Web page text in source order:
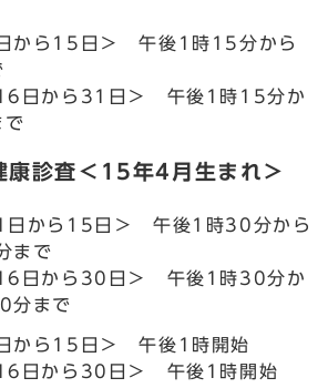
から15日＞ 午後1時15分から
日から31日＞ 午後1時15分か
で
康診査＜15年4月生まれ＞
日から15日＞ 午後1時30分から
まで
日から30日＞ 午後1時30分か
分まで
から15日＞ 午後1時開始
日から30日＞ 午後1時開始